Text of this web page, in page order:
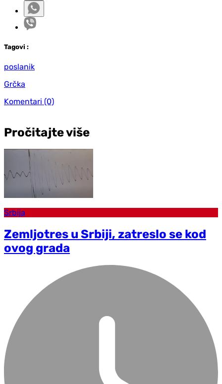
Tagovi :
poslanik
Grčka
Komentari (0)
Pročitajte više
Srbija
Zemljotres u Srbiji, zatreslo se kod
ovog grada